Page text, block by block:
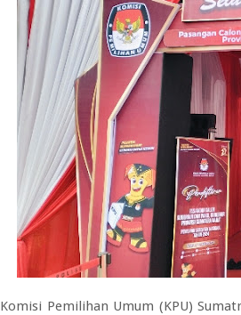
Komisi Pemilihan Umum (KPU)